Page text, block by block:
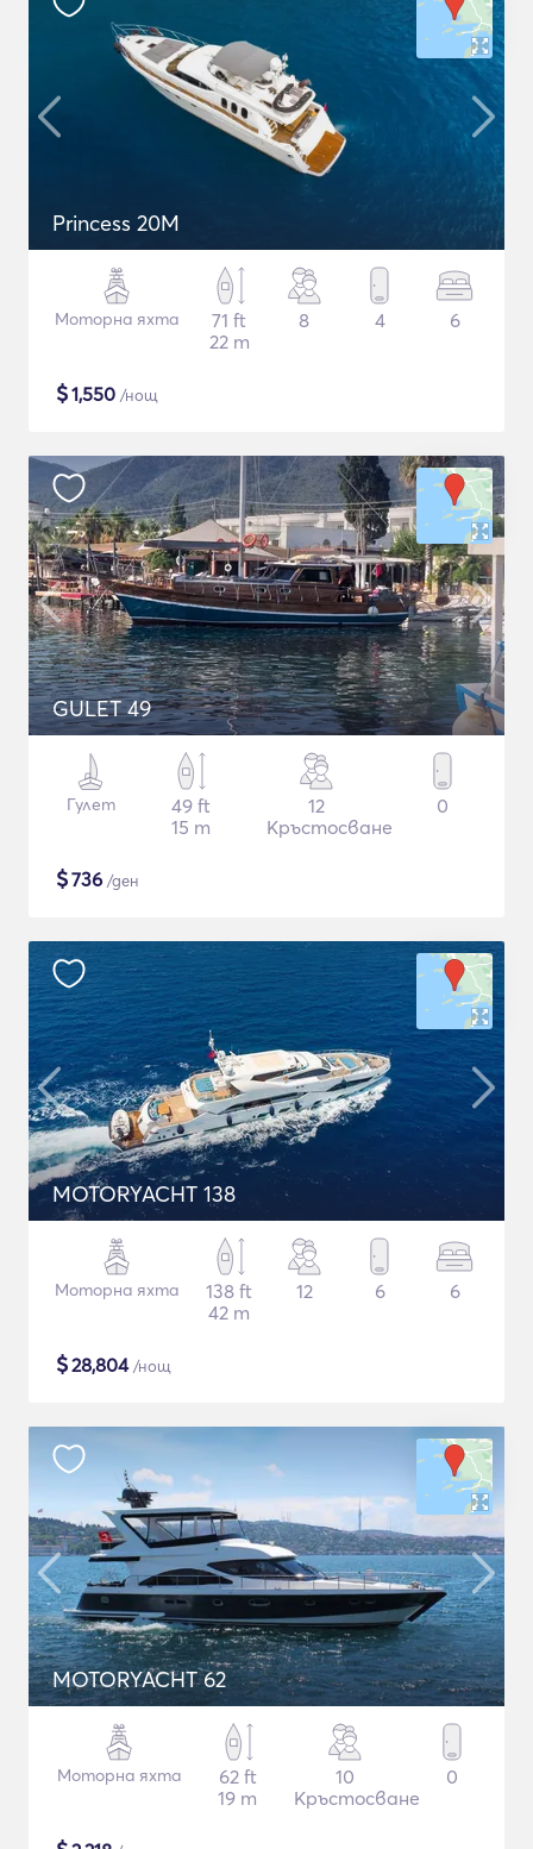
Princess 20M
Моторна яхта
71 ft
22 m
8 4 6
$1,550 /нощ
GULET 49
Гулет
49 ft
15 m
12
Кръстосване
0
$736 /ден
MOTORYACHT 138
Моторна яхта
138 ft
42 m
12 6 6
$28,804/нощ
MOTORYACHT 62
Моторна яхта
62 ft
19 m
10
Кръстосване
0